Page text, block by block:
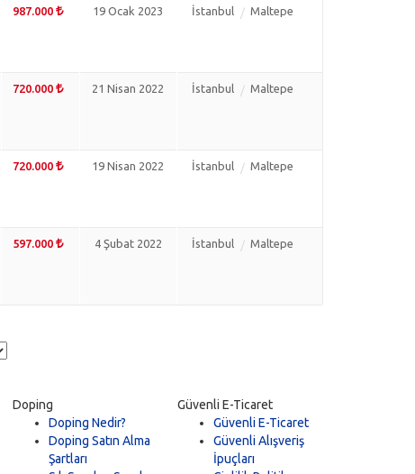
987.000 19 Ocak 2023 İstanbul Maltepe
720.000 21 Nisan 2022 İstanbul Maltepe
720.000 19 Nisan 2022 İstanbul Maltepe
597.000 4 Şubat 2022 İstanbul Maltepe
Doping
Doping Nedir?
Doping Satın Alma
Şartları
Güvenli E-Ticaret
Güvenli E-Ticaret
Güvenli Alışveriş
İpuçları